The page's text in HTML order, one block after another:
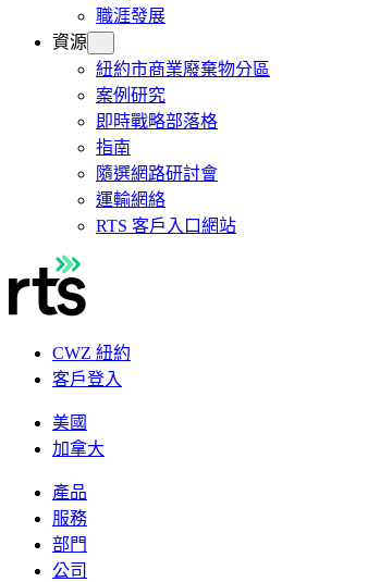
職涯發展
資源
紐約市商業廢棄物分區
案例研究
即時戰略部落格
指南
隨選網路研討會
運輸網絡
RTS 客戶入口網站
CWZ 紐約
客戶登入
美國
加拿大
產品
服務
部門
公司